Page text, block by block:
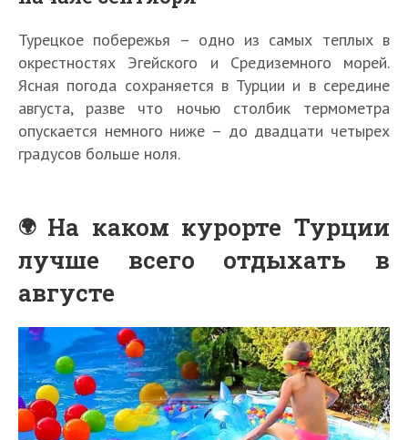
Турецкое побережья – одно из самых теплых в
окрестностях Эгейского и Средиземного морей.
Ясная погода сохраняется в Турции и в середине
августа, разве что ночью столбик термометра
опускается немного ниже – до двадцати четырех
градусов больше ноля.
На каком курорте Турции
лучше всего отдыхать в
августе